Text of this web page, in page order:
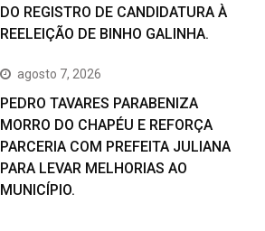
DO REGISTRO DE CANDIDATURA À
REELEIÇÃO DE BINHO GALINHA.
agosto 7, 2026
PEDRO TAVARES PARABENIZA
MORRO DO CHAPÉU E REFORÇA
PARCERIA COM PREFEITA JULIANA
PARA LEVAR MELHORIAS AO
MUNICÍPIO.